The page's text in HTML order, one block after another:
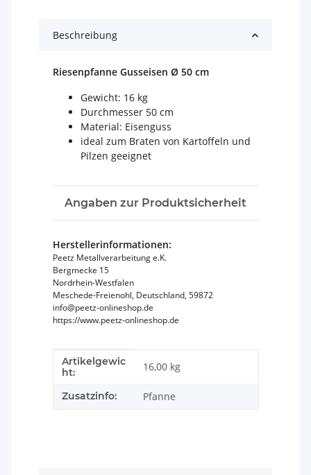
Beschreibung
Riesenpfanne Gusseisen Ø 50 cm
Gewicht: 16 kg
Durchmesser 50 cm
Material: Eisenguss
ideal zum Braten von Kartoffeln und
Pilzen geeignet
Angaben zur Produktsicherheit
Herstellerinformationen:
Peetz Metallverarbeitung e.K.
Bergmecke 15
Nordrhein-Westfalen
Meschede-Freienohl, Deutschland, 59872
info@peetz-onlineshop.de
https://www.peetz-onlineshop.de
Produkteigenschaft
Wert
Artikelgewic
ht:
16,00 kg
Zusatzinfo: Pfanne